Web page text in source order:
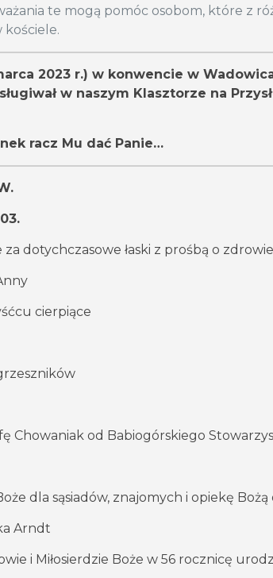
te mogą pomóc osobom, które z
kościele.
2023 r.) w konwencie w
w naszym Klasztorze na
racz Mu dać Panie…
dotychczasowe łaski z prośbą o
cierpiące
Chowaniak od Babiogórskiego
dla sąsiadów, znajomych i opiekę
Arndt
i Miłosierdzie Boże w 56 rocznicę